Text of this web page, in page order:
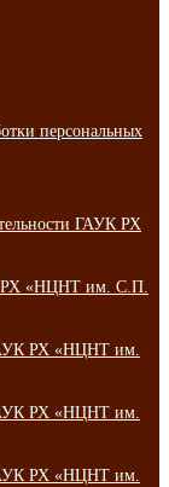
персональных
ГАУК РХ
РХ «НЦНТ им. С.П.
РХ «НЦНТ им.
РХ «НЦНТ им.
РХ «НЦНТ им.